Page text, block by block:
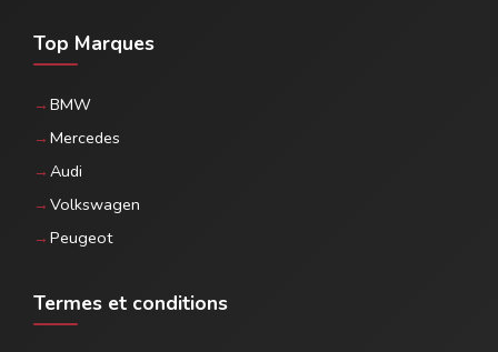
Top Marques
BMW
Mercedes
Audi
Volkswagen
Peugeot
Termes et conditions